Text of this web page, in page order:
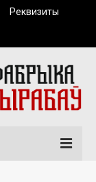
Реквизиты